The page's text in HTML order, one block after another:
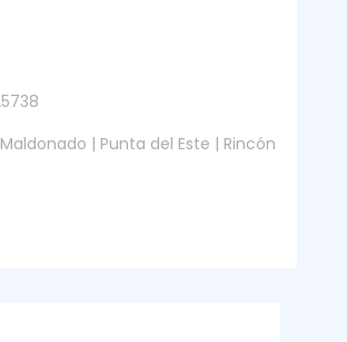
Maldonado | Punta del Este | Rincón